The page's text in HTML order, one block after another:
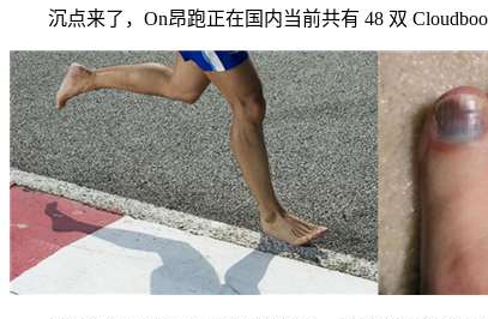
沉点来了，On昂跑正在国内当前共有 48 双